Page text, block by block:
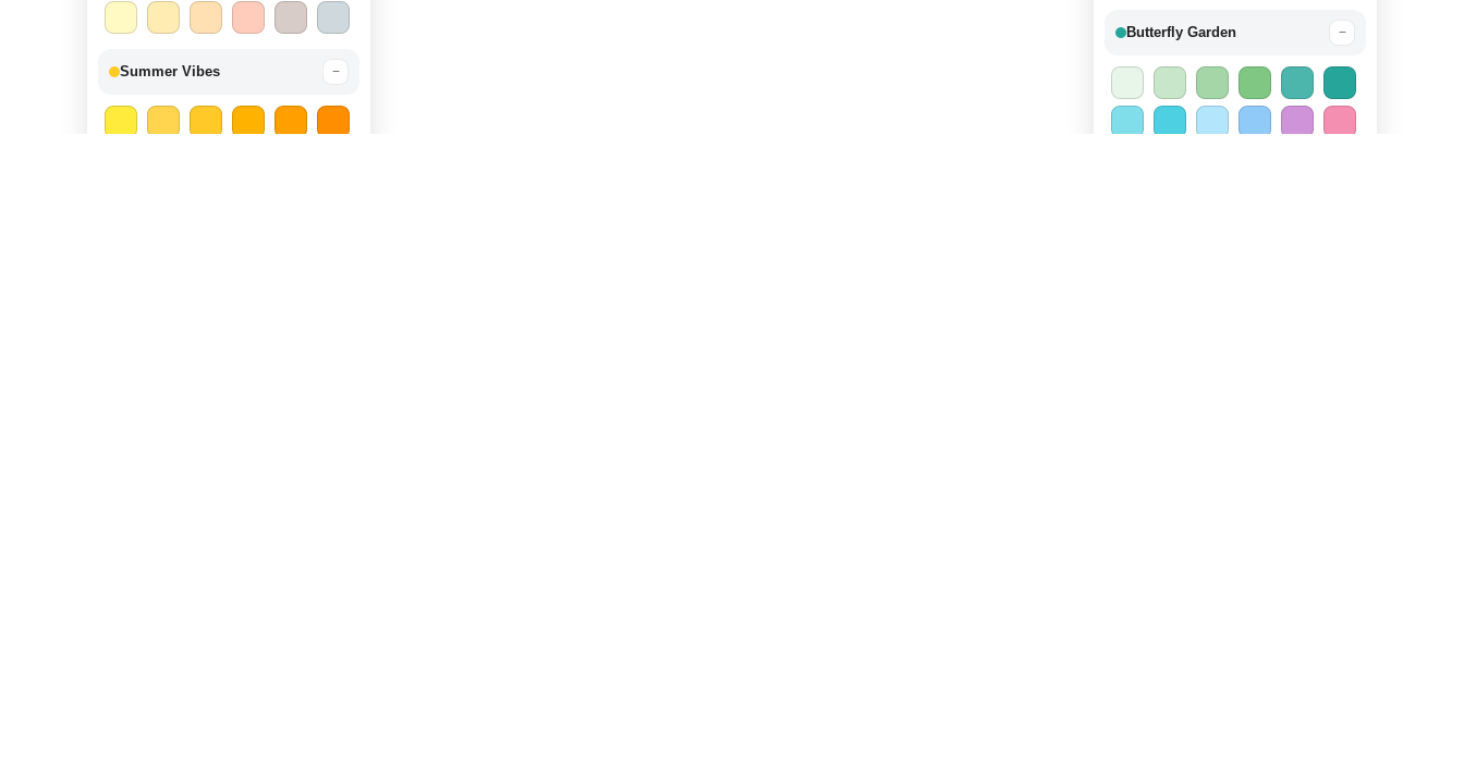
Summer Vibes −
Butterfly Garden −